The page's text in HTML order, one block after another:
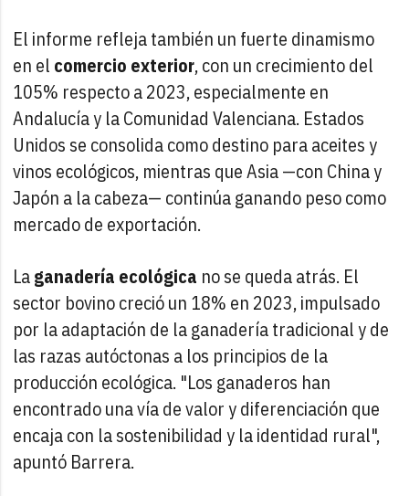
El informe refleja también un fuerte dinamismo
en el comercio exterior, con un crecimiento del
105% respecto a 2023, especialmente en
Andalucía y la Comunidad Valenciana. Estados
Unidos se consolida como destino para aceites y
vinos ecológicos, mientras que Asia —con China y
Japón a la cabeza— continúa ganando peso como
mercado de exportación.
Laganadería ecológica no se queda atrás. El
sector bovino creció un 18% en 2023, impulsado
por la adaptación de la ganadería tradicional y de
las razas autóctonas a los principios de la
producción ecológica. "Los ganaderos han
encontrado una vía de valor y diferenciación que
encaja con la sostenibilidad y la identidad rural",
apuntó Barrera.